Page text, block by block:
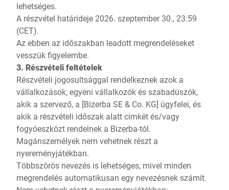
lehetséges.
A részvétel határideje 2026. szeptember 30., 23:59
(CET).
Az ebben az időszakban leadott megrendeléseket
vesszük figyelembe.
3. Részvételi feltételek
Részvételi jogosultsággal rendelkeznek azok a
vállalkozások, egyéni vállalkozók és szabadúszók,
akik a szervező, a [Bizerba SE & Co. KG] ügyfelei, és
akik a részvételi időszak alatt címkét és/vagy
fogyóeszközt rendelnek a Bizerba-tól.
Magánszemélyek nem vehetnek részt a
nyereményjátékban.
Többszörös nevezés is lehetséges, mivel minden
megrendelés automatikusan egy nevezésnek számít.